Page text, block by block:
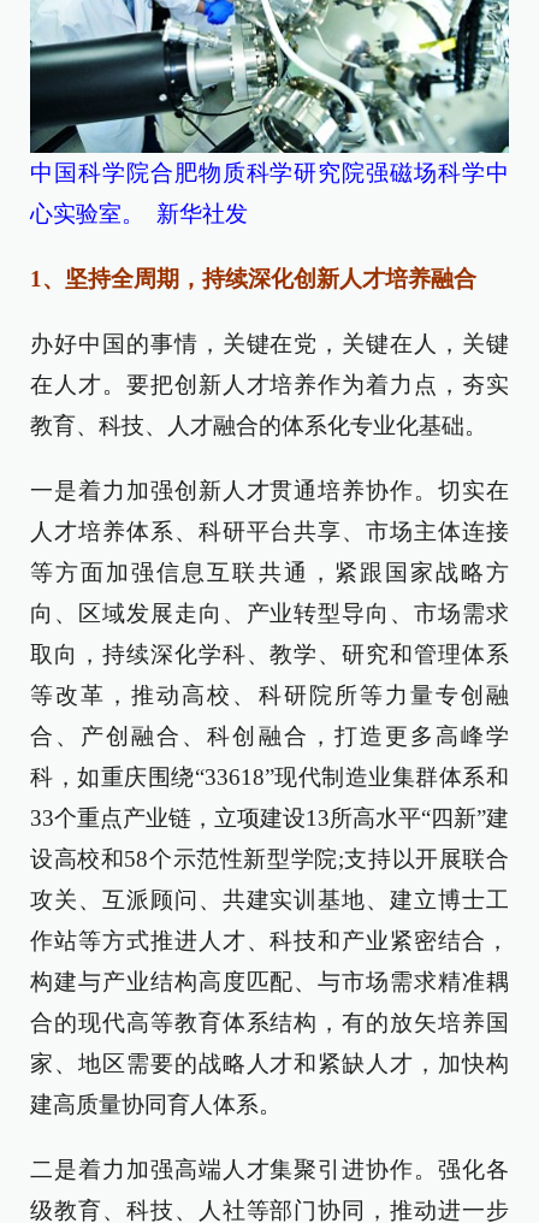
中国科学院合肥物质科学研究院强磁场科学中
心实验室。 新华社发
1、坚持全周期，持续深化创新人才培养融合
办好中国的事情，关键在党，关键在人，关键
在人才。要把创新人才培养作为着力点，夯实
教育、科技、人才融合的体系化专业化基础。
一是着力加强创新人才贯通培养协作。切实在
人才培养体系、科研平台共享、市场主体连接
等方面加强信息互联共通，紧跟国家战略方
向、区域发展走向、产业转型导向、市场需求
取向，持续深化学科、教学、研究和管理体系
等改革，推动高校、科研院所等力量专创融
合、产创融合、科创融合，打造更多高峰学
科，如重庆围绕“33618”现代制造业集群体系和
33个重点产业链，立项建设13所高水平“四新”建
设高校和58个示范性新型学院;支持以开展联合
攻关、互派顾问、共建实训基地、建立博士工
作站等方式推进人才、科技和产业紧密结合，
构建与产业结构高度匹配、与市场需求精准耦
合的现代高等教育体系结构，有的放矢培养国
家、地区需要的战略人才和紧缺人才，加快构
建高质量协同育人体系。
二是着力加强高端人才集聚引进协作。强化各
级教育、科技、人社等部门协同，推动进一步